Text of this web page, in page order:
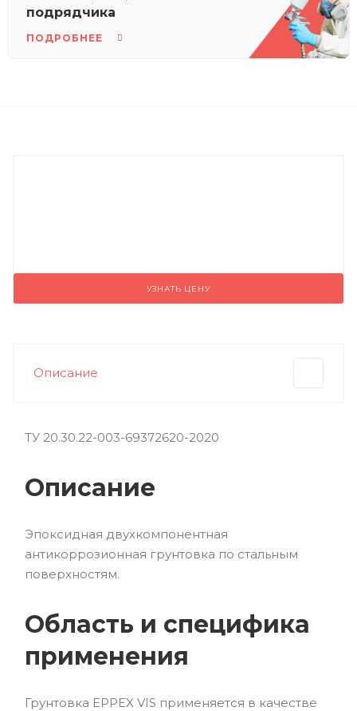
подрядчика
ПОДРОБНЕЕ
УЗНАТЬ ЦЕНУ
Описание
ТУ 20.30.22-003-69372620-2020
Описание
Эпоксидная двухкомпонентная
антикоррозионная грунтовка по стальным
поверхностям.
Область и специфика
применения
Грунтовка EPPEX VIS применяется в качестве